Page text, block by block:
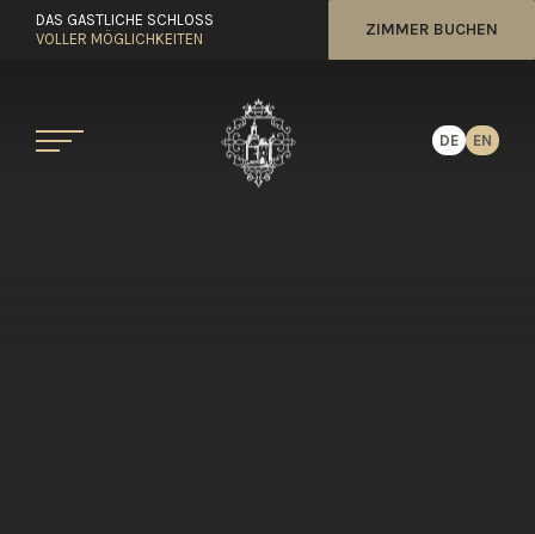
DAS GASTLICHE SCHLOSS
VOLLER MÖGLICHKEITEN
ZIMMER BUCHEN
DE EN